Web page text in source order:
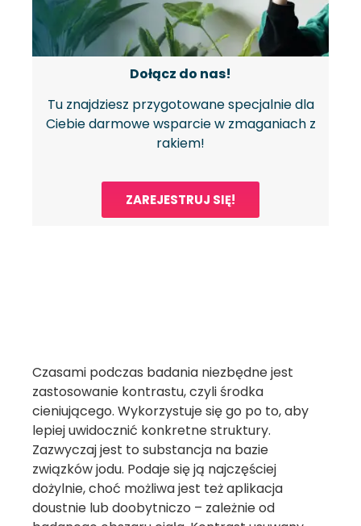
Dołącz do nas!
Tu znajdziesz przygotowane specjalnie dla
Ciebie darmowe wsparcie w zmaganiach z
rakiem!
ZAREJESTRUJ SIĘ!
Czasami podczas badania niezbędne jest
zastosowanie kontrastu, czyli środka
cieniującego. Wykorzystuje się go po to, aby
lepiej uwidocznić konkretne struktury.
Zazwyczaj jest to substancja na bazie
związków jodu. Podaje się ją najczęściej
dożylnie, choć możliwa jest też aplikacja
doustnie lub doobytniczo – zależnie od